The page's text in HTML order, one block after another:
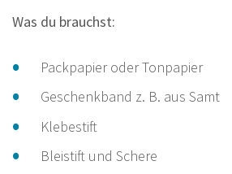
Was du brauchst:
Packpapier oder Tonpapier
Geschenkband z. B. aus Samt
Klebestift
Bleistift und Schere